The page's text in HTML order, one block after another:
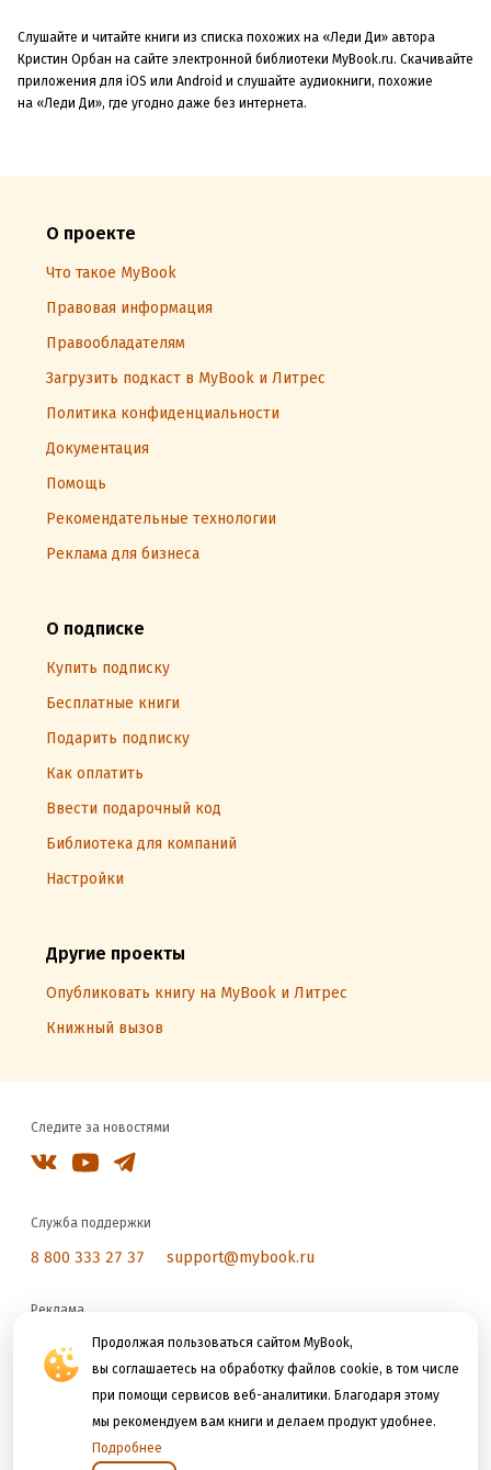
Продолжая пользоваться сайтом MyBook,
вы соглашаетесь на обработку файлов cookie, в том числе
при помощи сервисов веб-аналитики. Благодаря этому
мы рекомендуем вам книги и делаем продукт удобнее.
Подробнее
Слушайте и читайте книги из списка похожих на «Леди Ди» автора
Кристин Орбан на сайте электронной библиотеки MyBook.ru. Скачивайте
приложения для iOS или Android и слушайте аудиокниги, похожие
на «Леди Ди», где угодно даже без интернета.
О проекте
Что такое MyBook
Правовая информация
Правообладателям
Загрузить подкаст в MyBook и Литрес
Политика конфиденциальности
Документация
Помощь
Рекомендательные технологии
Реклама для бизнеса
О подписке
Купить подписку
Бесплатные книги
Подарить подписку
Как оплатить
Ввести подарочный код
Библиотека для компаний
Настройки
Другие проекты
Опубликовать книгу на MyBook и Литрес
Книжный вызов
Следите за новостями
Служба поддержки
8 800 333 27 37 support@mybook.ru
Реклама
reklama@litres.ru
Мы принимаем к оплате